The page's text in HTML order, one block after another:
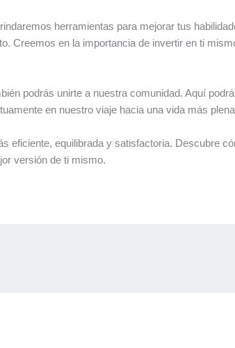
herramientas para mejorar tus
Creemos en la importancia de invertir en ti
podrás unirte a nuestra comunidad. Aquí
en nuestro viaje hacia una vida más
eficiente, equilibrada y satisfactoria. Descubre
versión de ti mismo.